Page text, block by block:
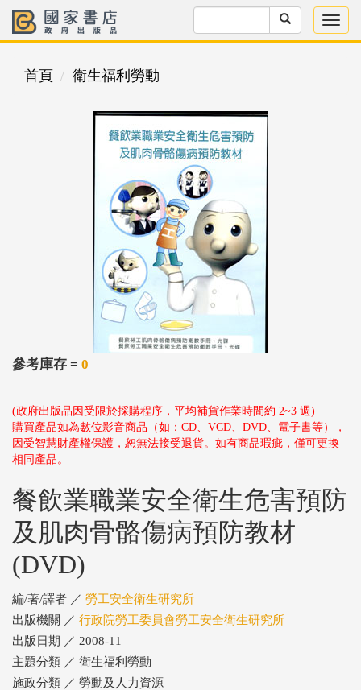
首頁 衛生福利勞動
參考庫存 = 0
(政府出版品因受限於採購程序，平均補貨作業時間約 2~3 週)
購買產品如為數位影音商品（如：CD、VCD、DVD、電子書等），
因受智慧財產權保護，恕無法接受退貨。如有商品瑕疵，僅可更換
相同產品。
餐飲業職業安全衛生危害預防
及肌肉骨骼傷病預防教材
(DVD)
編/著/譯者 ／ 勞工安全衛生研究所
出版機關 ／ 行政院勞工委員會勞工安全衛生研究所
出版日期 ／ 2008-11
主題分類 ／ 衛生福利勞動
施政分類 ／ 勞動及人力資源